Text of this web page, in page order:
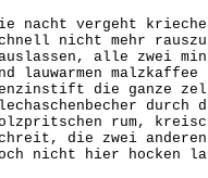
nacht vergeht
nicht mehr
alle zwei
lauwarmen
die ganze
rum,
die zwei anderen
nicht hier hocken